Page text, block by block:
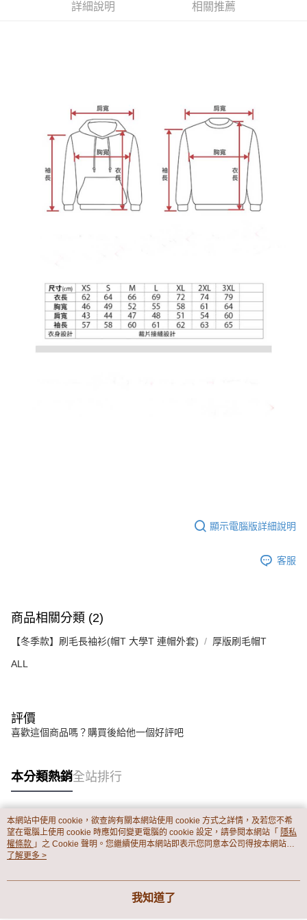
４．使用「AFTEE先享後付」時，將依據個別帳號之用戶狀況，依本公司即
時審查核予不同之上限額度；若仍有額度不足之情形，本公司將視審查結果
請求用戶進行身份認證。
５．嚴禁一人註冊多個帳號或使用他人資訊註冊。若發現惡意使用之情形，
恩沛科技股份有限公司將有權停止該用戶之使用額度並採取法律行動。
詳細說明 相關推薦
顯示電腦版詳細說明
客服
商品相關分類 (2)
【冬季款】刷毛長袖衫(帽T 大學T 連帽外套) 厚版刷毛帽T
ALL
評價
喜歡這個商品嗎？購買後給他一個好評吧
本分類熱銷全站排行
熱門標籤
本網站中使用 cookie，欲查詢有關本網站使用 cookie 方式之詳情，及若您不希
望在電腦上使用 cookie 時應如何變更電腦的 cookie 設定，請參閱本網站「 隱私
權條款 」之 Cookie 聲明。您繼續使用本網站即表示您同意本公司得按本網站使
用條款之 Cookie 聲明使用 cookie。
了解更多 >
我知道了